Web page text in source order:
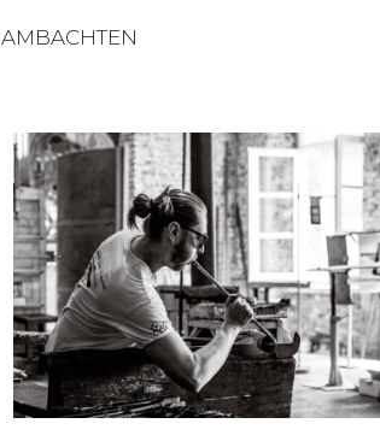
AMBACHTEN